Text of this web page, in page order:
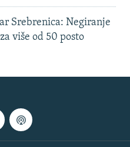
Srebrenica: Negiranje
više od 50 posto